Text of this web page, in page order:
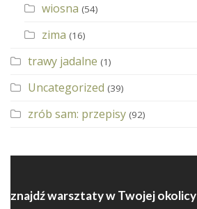
wiosna (54)
zima (16)
trawy jadalne (1)
Uncategorized (39)
zrób sam: przepisy (92)
znajdź warsztaty w Twojej okolicy